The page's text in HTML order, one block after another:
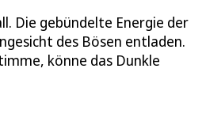
Die gebündelte Energie der
des Bösen entladen.
könne das Dunkle